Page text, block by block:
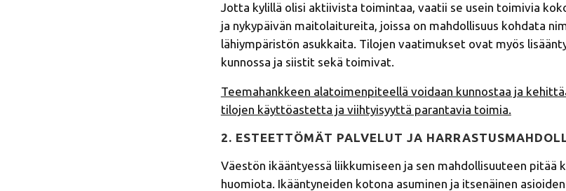
Jotta kylillä olisi aktiivista toimintaa, vaatii se usein toimivia
ja nykypäivän maitolaitureita, joissa on mahdollisuus kohdata
lähiympäristön asukkaita. Tilojen vaatimukset ovat myös
kunnossa ja siistit sekä toimivat.
Teemahankkeen alatoimenpiteellä voidaan kunnostaa ja
tilojen käyttöastetta ja viihtyisyyttä parantavia toimia.
2. ESTEETTÖMÄT PALVELUT JA
Väestön ikääntyessä liikkumiseen ja sen mahdollisuuteen pitää
huomiota. Ikääntyneiden kotona asuminen ja itsenäinen